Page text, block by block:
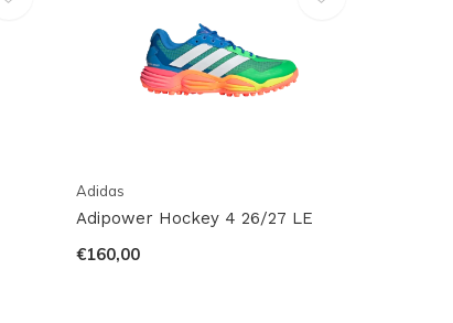
Adidas
Adipower Hockey 4 26/27 LE
€160,00